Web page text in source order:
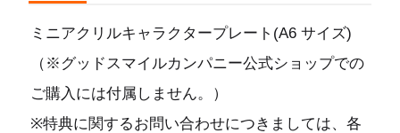
ミニアクリルキャラクタープレート(A6 サイズ)
（※グッドスマイルカンパニー公式ショップでの
ご購入には付属しません。）
※特典に関するお問い合わせにつきましては、各